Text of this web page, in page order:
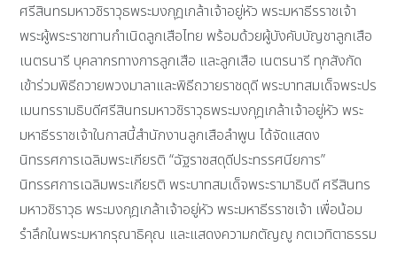
ศรีสินทรมหาวชิราวุธพระมงกุฎเกล้าเจ้าอยู่หัว พระมหาธีรราชเจ้า
พระผู้พระราชทานกำเนิดลูกเสือไทย พร้อมด้วยผู้บังคับบัญชาลูกเสือ
เนตรนารี บุคลากรทางการลูกเสือ และลูกเสือ เนตรนารี ทุกสังกัด
เข้าร่วมพิธีถวายพวงมาลาและพิธีถวายราชดุดี พระบาทสมเด็จพระปร
เมนทรรามธิบดีศรีสินทรมหาวชิราวุธพระมงกุฎเกล้าเจ้าอยู่หัว พระ
มหาธีรราชเจ้าในกาสนี้สำนักงานลูกเสือลำพูน ได้จัดแสดง
นิทรรศการเฉลิมพระเกียรติ “ฉัฐราชสดุดีประทรรศนียการ”
นิทรรศการเฉลิมพระเกียรติ พระบาทสมเด็จพระรามาธิบดี ศรีสินทร
มหาวชิราวุธ พระมงกุฎเกล้าเจ้าอยู่หัว พระมหาธีรราชเจ้า เพื่อน้อม
รำลึกในพระมหากรุณาธิคุณ และแสดงความกตัญญู กตเวทิตาธรรม